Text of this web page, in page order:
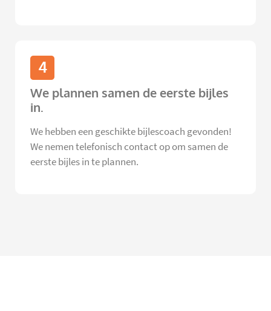
4
We plannen samen de eerste bijles
in.
We hebben een geschikte bijlescoach gevonden!
We nemen telefonisch contact op om samen de
eerste bijles in te plannen.